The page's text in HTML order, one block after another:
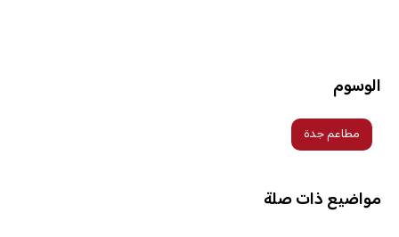
الوسوم
مطاعم جدة
مواضيع ذات صلة